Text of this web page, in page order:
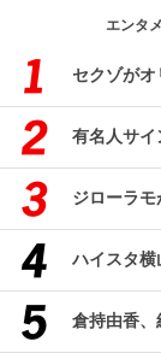
エンタメ
セクゾが
有名人サイ
ジローラ
ハイスタ横
倉持由香、